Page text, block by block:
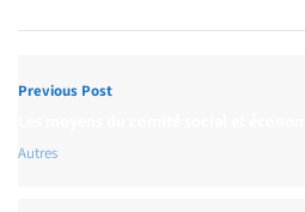
Previous Post
Autres